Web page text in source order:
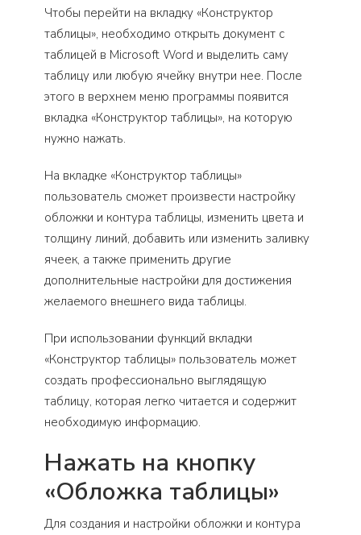
Чтобы перейти на вкладку «Конструктор
таблицы», необходимо открыть документ с
таблицей в Microsoft Word и выделить саму
таблицу или любую ячейку внутри нее. После
этого в верхнем меню программы появится
вкладка «Конструктор таблицы», на которую
нужно нажать.
На вкладке «Конструктор таблицы»
пользователь сможет произвести настройку
обложки и контура таблицы, изменить цвета и
толщину линий, добавить или изменить заливку
ячеек, а также применить другие
дополнительные настройки для достижения
желаемого внешнего вида таблицы.
При использовании функций вкладки
«Конструктор таблицы» пользователь может
создать профессионально выглядящую
таблицу, которая легко читается и содержит
необходимую информацию.
Нажать на кнопку
«Обложка таблицы»
Для создания и настройки обложки и контура